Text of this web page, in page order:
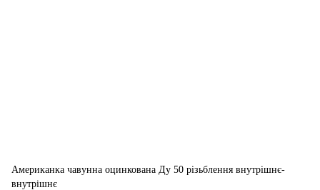
Американка чавунна оцинкована Ду 50 різьблення внутрішнє-
внутрішнє